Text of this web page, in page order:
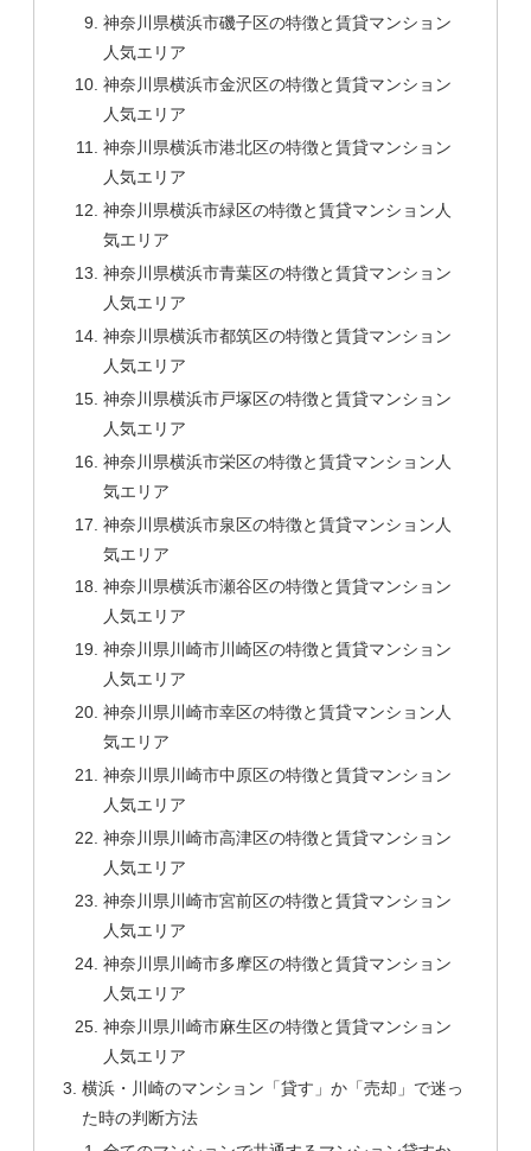
神奈川県横浜市磯子区の特徴と賃貸マンション
人気エリア
神奈川県横浜市金沢区の特徴と賃貸マンション
人気エリア
神奈川県横浜市港北区の特徴と賃貸マンション
人気エリア
神奈川県横浜市緑区の特徴と賃貸マンション人
気エリア
神奈川県横浜市青葉区の特徴と賃貸マンション
人気エリア
神奈川県横浜市都筑区の特徴と賃貸マンション
人気エリア
神奈川県横浜市戸塚区の特徴と賃貸マンション
人気エリア
神奈川県横浜市栄区の特徴と賃貸マンション人
気エリア
神奈川県横浜市泉区の特徴と賃貸マンション人
気エリア
神奈川県横浜市瀬谷区の特徴と賃貸マンション
人気エリア
神奈川県川崎市川崎区の特徴と賃貸マンション
人気エリア
神奈川県川崎市幸区の特徴と賃貸マンション人
気エリア
神奈川県川崎市中原区の特徴と賃貸マンション
人気エリア
神奈川県川崎市高津区の特徴と賃貸マンション
人気エリア
神奈川県川崎市宮前区の特徴と賃貸マンション
人気エリア
神奈川県川崎市多摩区の特徴と賃貸マンション
人気エリア
神奈川県川崎市麻生区の特徴と賃貸マンション
人気エリア
横浜・川崎のマンション「貸す」か「売却」で迷っ
た時の判断方法